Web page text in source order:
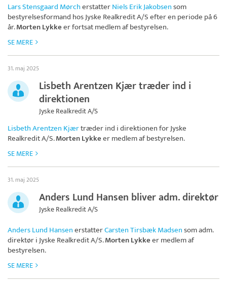
Lars Stensgaard MørcherstatterNiels Erik Jakobsensom
bestyrelsesformand hosJyske Realkredit A/Sefter en periode på 6
år.Morten Lykkeer fortsat medlem af bestyrelsen.
SE MERE
31. maj 2025
Lisbeth Arentzen Kjær træder ind i
direktionen
Jyske Realkredit A/S
Lisbeth Arentzen Kjærtræder ind i direktionen forJyske
Realkredit A/S.Morten Lykkeer medlem af bestyrelsen.
SE MERE
31. maj 2025
Anders Lund Hansen bliver adm. direktør
Jyske Realkredit A/S
Anders Lund HansenerstatterCarsten Tirsbæk Madsensom adm.
direktør iJyske Realkredit A/S.Morten Lykkeer medlem af
bestyrelsen.
SE MERE